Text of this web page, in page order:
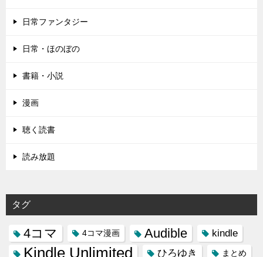
日常ファンタジー
日常・ほのぼの
書籍・小説
漫画
聴く読書
読み放題
タグ
4コマ 4コマ漫画 Audible kindle
Kindle Unlimited ひろゆき まとめ